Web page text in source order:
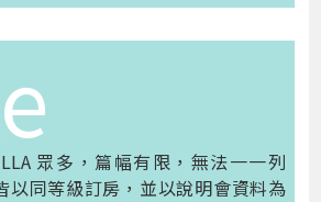
眾多，篇幅有限，無法一一列
以同等級訂房，並以說明會資料為